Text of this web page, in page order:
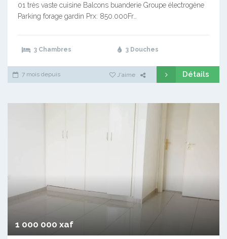
01 très vaste cuisine Balcons buanderie Groupe électrogène
Parking forage gardin Prx: 850.000Fr…
3 Chambres 3 Douches
7 mois depuis J'aime Détails
1 000 000 xaf